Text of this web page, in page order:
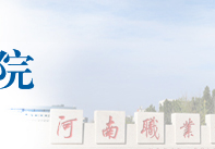
团有限公司